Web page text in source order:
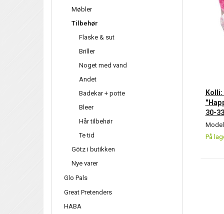
Møbler
Tilbehør
Flaske & sut
Briller
Noget med vand
Andet
Badekar + potte
Bleer
Hår tilbehør
Te tid
Götz i butikken
Nye varer
Glo Pals
Great Pretenders
HABA
30-
På